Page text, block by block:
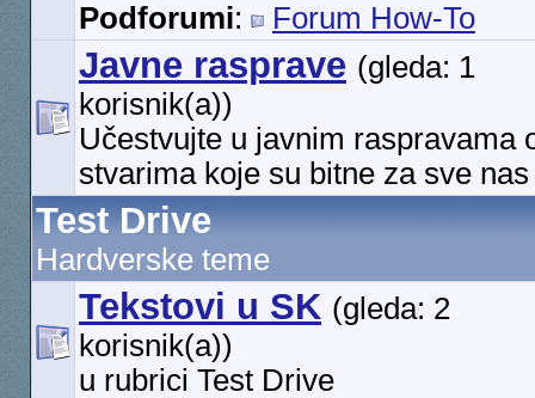
Podforumi: Forum How-To
Javne rasprave (gleda: 1
korisnik(a))
Učestvujte u javnim raspravama
stvarima koje su bitne za sve nas
Test Drive
Hardverske teme
Tekstovi u SK (gleda: 2
korisnik(a))
u rubrici Test Drive